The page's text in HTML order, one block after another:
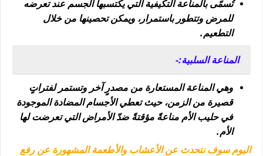
تُسمّى بالمناعة التكيفية التي يكتسبها الجسم عند تعرضه
للمرض وتتطور باستمرار، ويمكن تحصينها من خلال
التطعيم.
المناعة السلبية:-
وهي المناعة المستعارة من مصدرٍ آخر وتستمر لفتراتٍ
قصيرة من الزمن، حيث تعطي الأجسام المضادة الموجودة
في حليب الأم مناعةً مؤقتةً ضدّ الأمراض التي تعرضت لها
الأم.
اليوم سوف نتحدث عن الأعشاب والأطعمة المشهورة عن رفع